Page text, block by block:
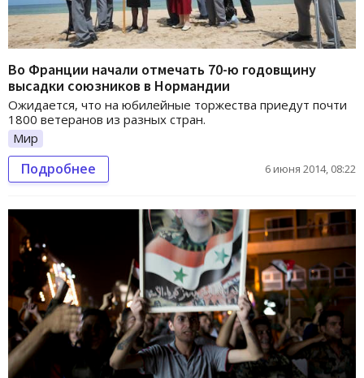
Во Франции начали отмечать 70-ю годовщину
высадки союзников в Нормандии
Ожидается, что на юбилейные торжества приедут почти
1800 ветеранов из разных стран.
Мир
Подробнее 6 июня 2014, 08:22